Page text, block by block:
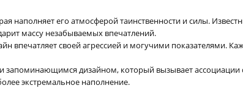
наполняет его атмосферой таинственности и силы.
массу незабываемых впечатлений.
впечатляет своей агрессией и могучими показателями.
запоминающимся дизайном, который вызывает
экстремальное наполнение.